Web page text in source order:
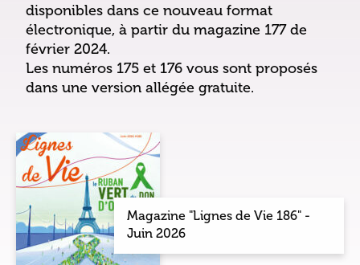
disponibles dans ce nouveau format
électronique, à partir du magazine 177 de
février 2024.
Les numéros 175 et 176 vous sont proposés
dans une version allégée gratuite.
Magazine "Lignes de Vie 186" -
Juin 2026